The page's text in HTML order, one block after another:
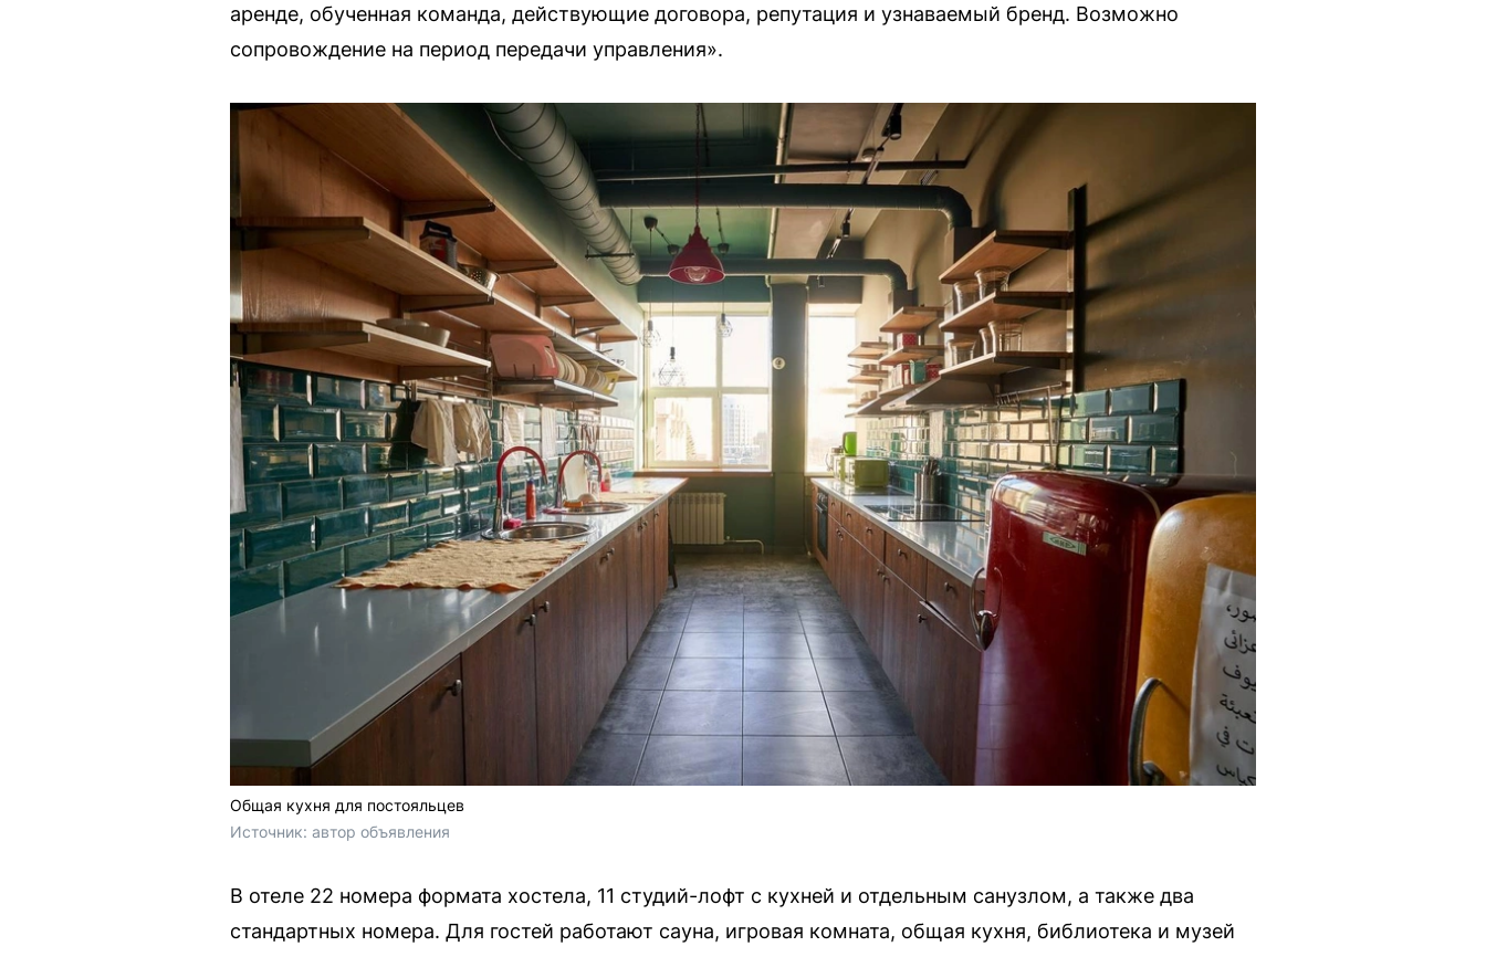
аренде, обученная команда, действующие договора, репутация и узнаваемый бренд. Возможно
сопровождение на период передачи управления».
Общая кухня для постояльцев
Источник: автор объявления
В отеле 22 номера формата хостела, 11 студий-лофт с кухней и отдельным санузлом, а также два
стандартных номера. Для гостей работают сауна, игровая комната, общая кухня, библиотека и музей